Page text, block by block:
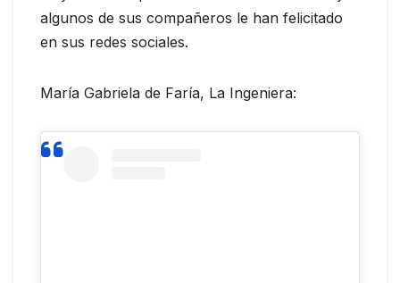
algunos de sus compañeros le han felicitado
en sus redes sociales.
María Gabriela de Faría, La Ingeniera: